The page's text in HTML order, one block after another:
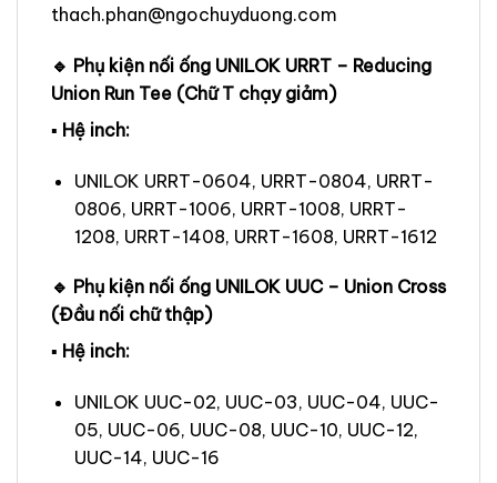
thach.phan@ngochuyduong.com
🔹 Phụ kiện nối ống UNILOK URRT – Reducing
Union Run Tee (Chữ T chạy giảm)
▪ Hệ inch:
UNILOK URRT-0604, URRT-0804, URRT-
0806, URRT-1006, URRT-1008, URRT-
1208, URRT-1408, URRT-1608, URRT-1612
🔹 Phụ kiện nối ống UNILOK UUC – Union Cross
(Đầu nối chữ thập)
▪ Hệ inch:
UNILOK UUC-02, UUC-03, UUC-04, UUC-
05, UUC-06, UUC-08, UUC-10, UUC-12,
UUC-14, UUC-16